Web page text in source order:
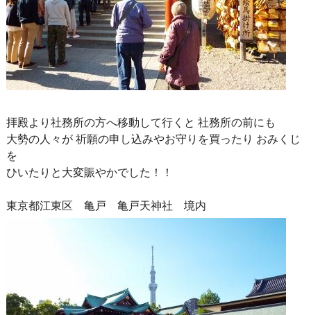
拝殿より社務所の方へ移動して行くと 社務所の前にも
大勢の人々が 祈願の申し込みやお守りを買ったり おみくじ
を
ひいたりと大変賑やかでした！！
東京都江東区 亀戸 亀戸天神社 境内